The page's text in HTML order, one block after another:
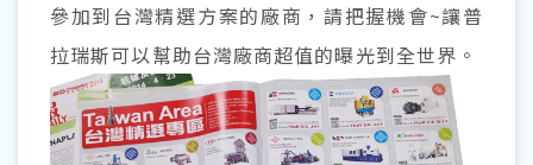
參加到台灣精選方案的廠商，請把握機會~讓普
拉瑞斯可以幫助台灣廠商超值的曝光到全世界。